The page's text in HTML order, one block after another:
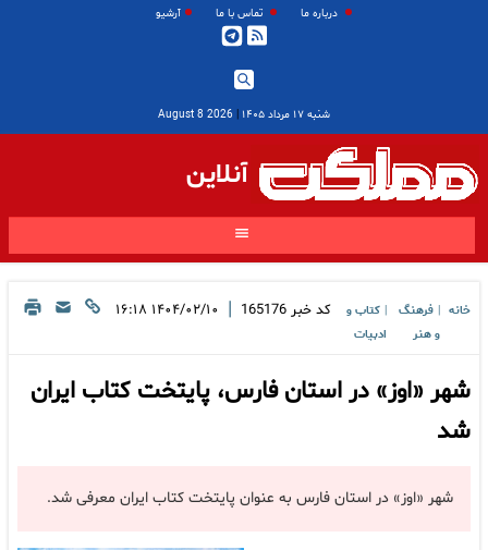
درباره ما تماس با ما آرشیو
شنبه ۱۷ مرداد ۱۴۰۵ |
2026 August 8
آنلاین
خانه
فرهنگ
و هنر
کتاب و
ادبیات
کد خبر 165176
| ۱۴۰۴/۰۲/۱۰ ۱۶:۱۸
شهر «اوز» در استان فارس، پایتخت کتاب ایران
شد
شهر «اوز» در استان فارس به عنوان پایتخت کتاب ایران معرفی شد.